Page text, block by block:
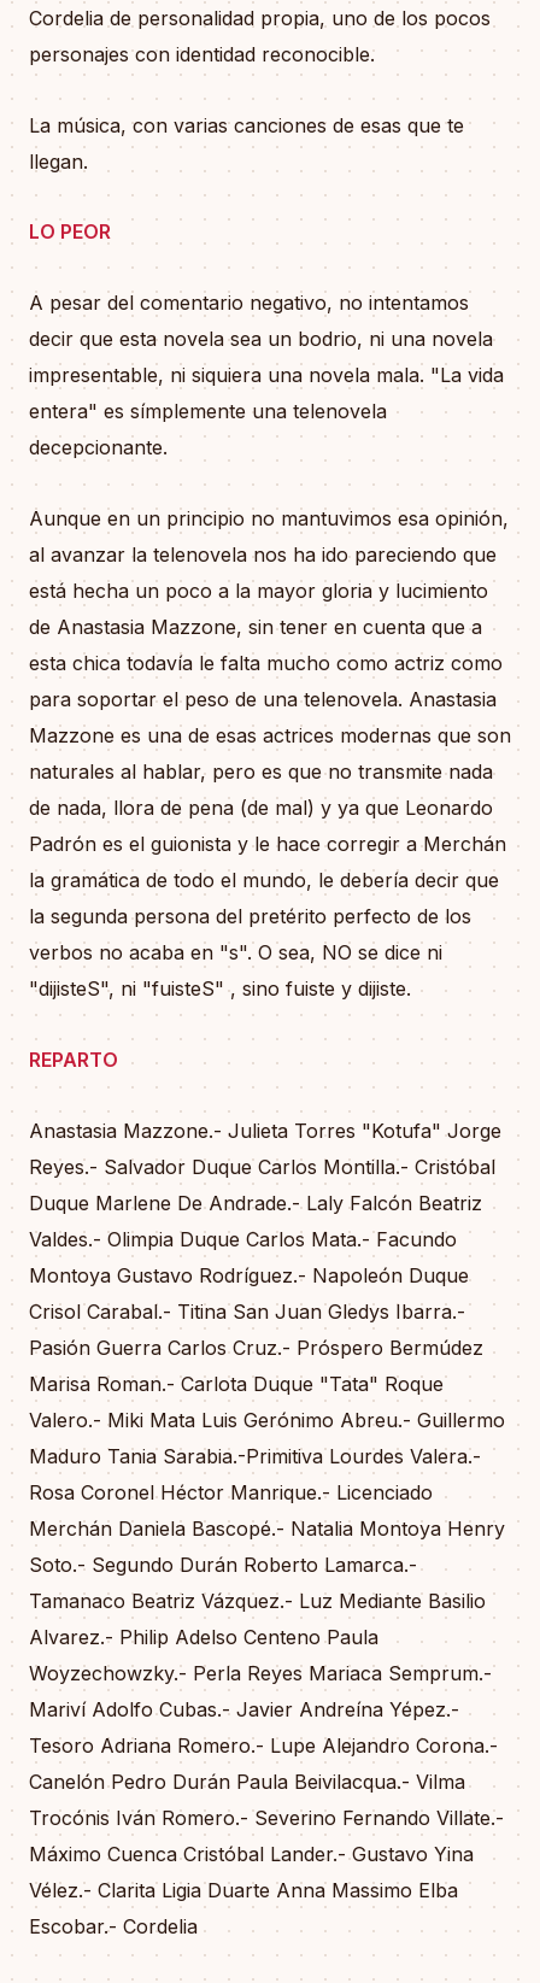
Cordelia de personalidad propia, uno de los pocos
personajes con identidad reconocible.
La música, con varias canciones de esas que te
llegan.
LO PEOR
A pesar del comentario negativo, no intentamos
decir que esta novela sea un bodrio, ni una novela
impresentable, ni siquiera una novela mala. "La vida
entera" es símplemente una telenovela
decepcionante.
Aunque en un principio no mantuvimos esa opinión,
al avanzar la telenovela nos ha ido pareciendo que
está hecha un poco a la mayor gloria y lucimiento
de Anastasia Mazzone, sin tener en cuenta que a
esta chica todavía le falta mucho como actriz como
para soportar el peso de una telenovela. Anastasia
Mazzone es una de esas actrices modernas que son
naturales al hablar, pero es que no transmite nada
de nada, llora de pena (de mal) y ya que Leonardo
Padrón es el guionista y le hace corregir a Merchán
la gramática de todo el mundo, le debería decir que
la segunda persona del pretérito perfecto de los
verbos no acaba en "s". O sea, NO se dice ni
"dijisteS", ni "fuisteS" , sino fuiste y dijiste.
REPARTO
Anastasia Mazzone.- Julieta Torres "Kotufa" Jorge
Reyes.- Salvador Duque Carlos Montilla.- Cristóbal
Duque Marlene De Andrade.- Laly Falcón Beatriz
Valdes.- Olimpia Duque Carlos Mata.- Facundo
Montoya Gustavo Rodríguez.- Napoleón Duque
Crisol Carabal.- Titina San Juan Gledys Ibarra.-
Pasión Guerra Carlos Cruz.- Próspero Bermúdez
Marisa Roman.- Carlota Duque "Tata" Roque
Valero.- Miki Mata Luis Gerónimo Abreu.- Guillermo
Maduro Tania Sarabia.-Primitiva Lourdes Valera.-
Rosa Coronel Héctor Manrique.- Licenciado
Merchán Daniela Bascopé.- Natalia Montoya Henry
Soto.- Segundo Durán Roberto Lamarca.-
Tamanaco Beatriz Vázquez.- Luz Mediante Basilio
Alvarez.- Philip Adelso Centeno Paula
Woyzechowzky.- Perla Reyes Mariaca Semprum.-
Mariví Adolfo Cubas.- Javier Andreína Yépez.-
Tesoro Adriana Romero.- Lupe Alejandro Corona.-
Canelón Pedro Durán Paula Beivilacqua.- Vilma
Trocónis Iván Romero.- Severino Fernando Villate.-
Máximo Cuenca Cristóbal Lander.- Gustavo Yina
Vélez.- Clarita Ligia Duarte Anna Massimo Elba
Escobar.- Cordelia